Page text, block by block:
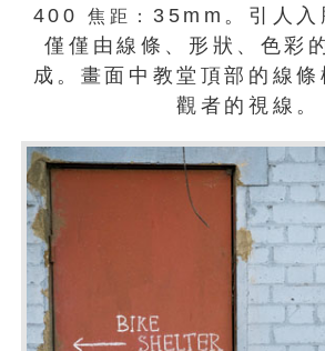
400焦距： 35mm。引人入
僅僅由線條、形狀、色彩
成。畫面中教堂頂部的線條
觀者的視線。